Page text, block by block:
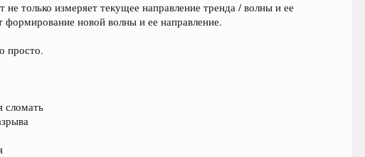
только измеряет текущее направление тренда / волны и ее
формирование новой волны и ее направление.
просто.
сломать